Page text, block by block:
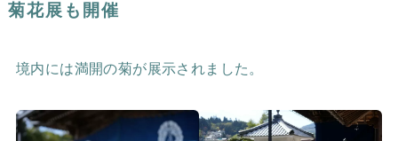
菊花展も開催
境内には満開の菊が展示されました。